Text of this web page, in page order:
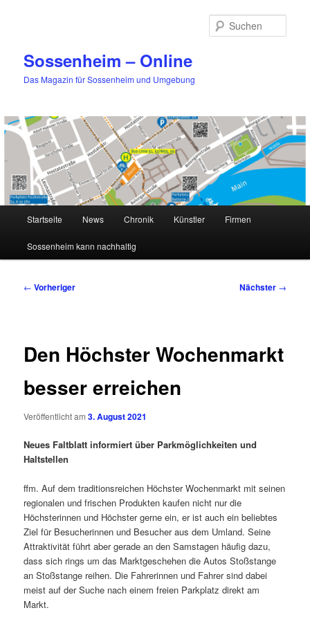
Sossenheim – Online
Das Magazin für Sossenheim und Umgebung
Startseite News Chronik Künstler Firmen
Sossenheim kann nachhaltig
Beitragsnavigation
← Vorheriger Nächster →
Den Höchster Wochenmarkt
besser erreichen
Veröffentlicht am3. August 2021
Neues Faltblatt informiert über Parkmöglichkeiten und
Haltstellen
ffm. Auf dem traditionsreichen Höchster Wochenmarkt mit seinen
regionalen und frischen Produkten kaufen nicht nur die
Höchsterinnen und Höchster gerne ein, er ist auch ein beliebtes
Ziel für Besucherinnen und Besucher aus dem Umland. Seine
Attraktivität führt aber gerade an den Samstagen häufig dazu,
dass sich rings um das Marktgeschehen die Autos Stoßstange
an Stoßstange reihen. Die Fahrerinnen und Fahrer sind dabei
meist auf der Suche nach einem freien Parkplatz direkt am
Markt.